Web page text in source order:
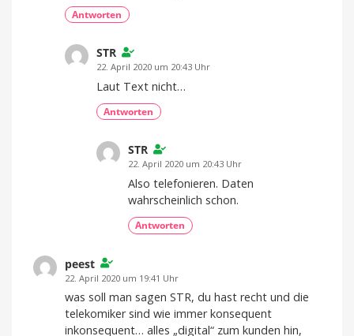
Antworten
STR
22. April 2020 um 20:43 Uhr
Laut Text nicht…
Antworten
STR
22. April 2020 um 20:43 Uhr
Also telefonieren. Daten
wahrscheinlich schon.
Antworten
peest
22. April 2020 um 19:41 Uhr
was soll man sagen STR, du hast recht und die
telekomiker sind wie immer konsequent
inkonsequent… alles „digital“ zum kunden hin,